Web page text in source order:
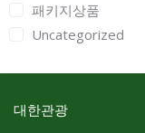
패키지상품
Uncategorized
대한관광